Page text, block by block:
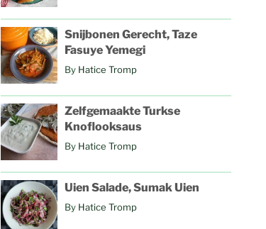
Snijbonen Gerecht, Taze
Fasuye Yemegi
By Hatice Tromp
Zelfgemaakte Turkse
Knoflooksaus
By Hatice Tromp
Uien Salade, Sumak Uien
By Hatice Tromp